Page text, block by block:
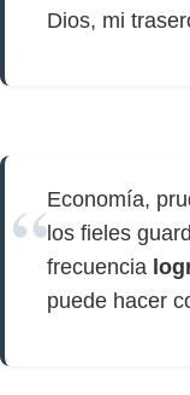
Dios, mi
Economía,
los fieles
frecuencia
puede hacer